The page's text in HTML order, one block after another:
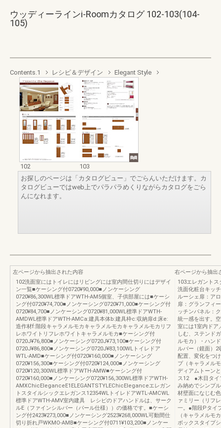
ウッディーラインi-Roomカタログ 102-103(104-
105)
Contents.1 レシピ＆デザイン Elegant Style
102
103
お探しのページは「カタログビュー」でごらんいただけます。カ
タログビューではweb上でパラパラめくりながらカタログをごら
んになれます。
左ページから抽出された内容
102洗面室にはトイレにはリビングには室内間仕切りにはデザイ
ン一覧■ケーシング付0720¥90,000■ノンケーシング
0720¥86,300WL標準ドアWTH-AM5個室、子供部屋には■ケーシ
ング付0720¥74,700■ノンケーシング0720¥71,000■ケーシング付
0720¥84,700■ノンケーシング0720¥81,000WL標準ドアWTH-
AMDWL標準ドアWTH-AMCa:建具本体b:建具枠c:収納扉d:床e:
造作材f:階段キャラメルモカキャラメルモカキャラメルモカリフ
レホワイトリフレホワイトキャラメルモカ■ケーシング付
0720J¥76,800■ノンケーシング0720J¥73,100■ケーシング付
0720J¥86,800■ノンケーシング0720J¥83,100WLトイレドア
WTL-AMD■ケーシング付0720¥160,000■ノンケーシング
0720¥156,300■ケーシング付0720¥124,000■ノンケーシング
0720¥120,300WL標準ドアWTH-AMW■ケーシング付
0720¥160,000■ノンケーシング0720¥156,300WL標準ドアWTH-
AMXChicEleganceE1ELEGANTSTYLEChicEleganceエレガン
トスタイルシックエレガンス12354WLトイレドアWTL-AMCWL
標準ドアWTH-AMV室内建具 レシピのドアハンドルは、サーク
ルE（ファインシルバー（パール仕様））の価格です。■ケーシ
ング付2423¥273,000■ノンケーシング2523¥268,000WL可動間仕
切り折れ戸WKMO-AMB■ケーシング付0711¥103,200■ノンケー
右ページから抽出
103エレガント
洗面化粧台キッ
ルーシェ扉：ア
扉：グランフィ
ッチンパネル：
統一感を出す。
室には1室内ドア
しむ、ステンド
ルモカ）・ハン
ルバー（鏡面）2
配置、変化をつ
プ（キャラメル
ディアムトーン
ス12 ●木目タイ
み納めでシンプ
材壁面になじむ
ァミリー（リフ
一。●階段Pタイ
（キャラメルモ
ボックスタイプ